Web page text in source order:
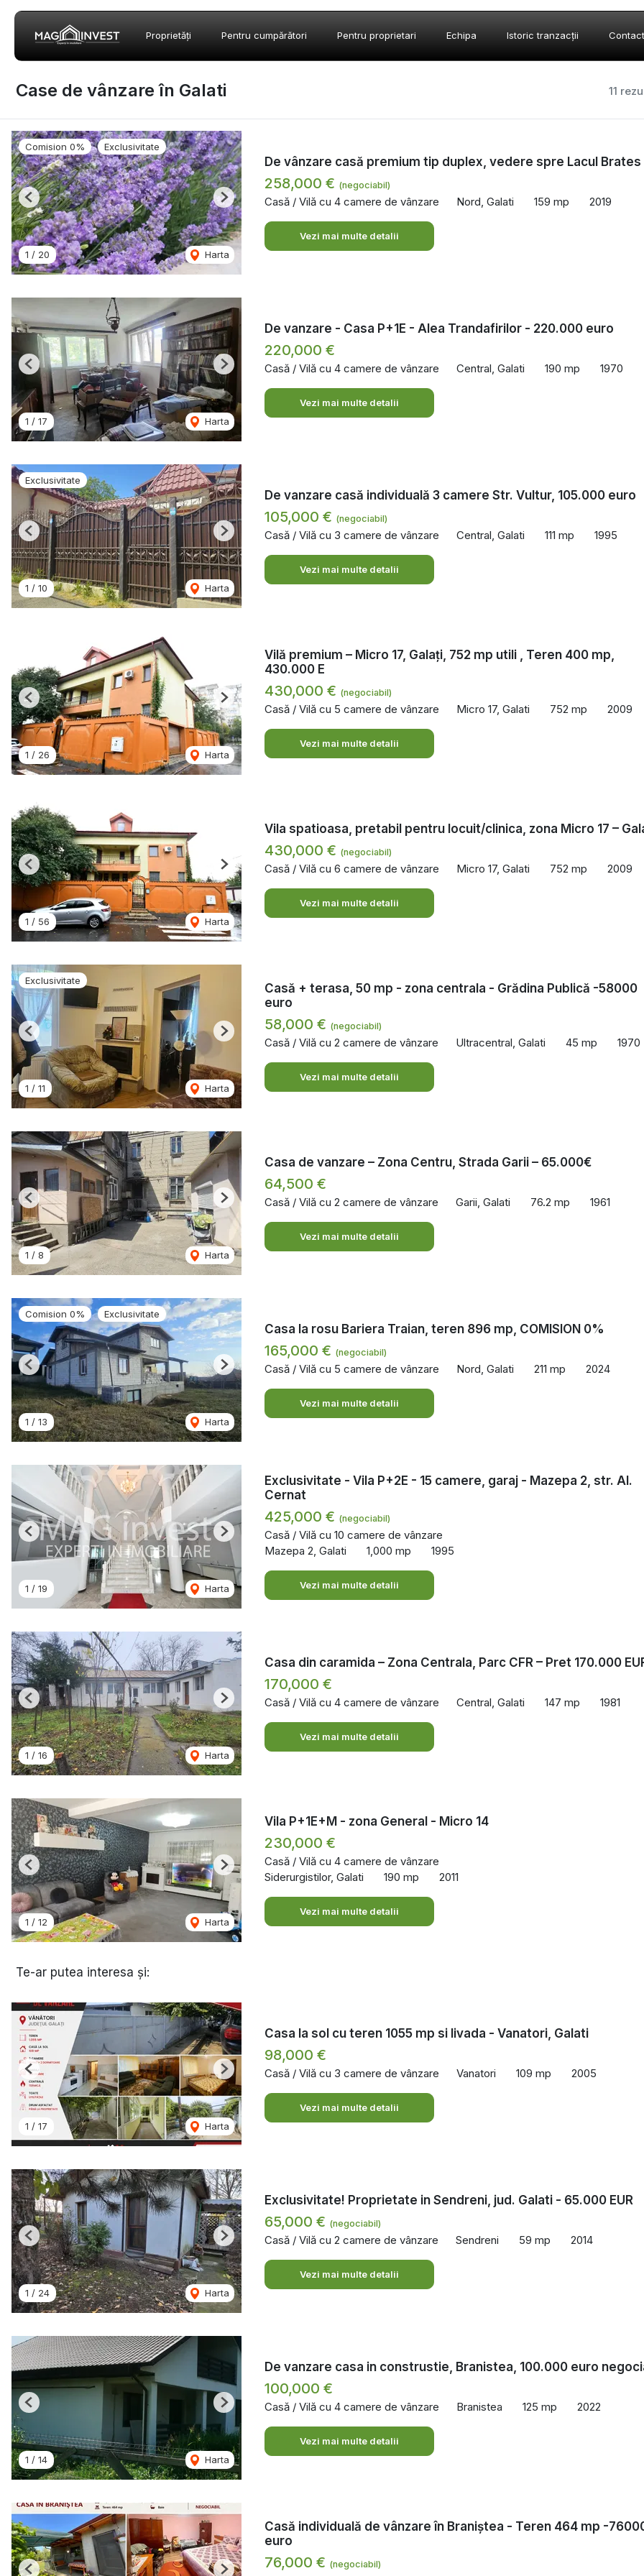
Proprietăți Pentru cumpărători Pentru proprietari Echipa Istoric tranzacții Contact
11
Case de vânzare în Galati
Comision 0% Exclusivitate
1 / 20 Harta
Previous Next
De vânzare casă premium tip duplex, vedere spre Lacul Brates
258,000 € (negociabil)
Casă / Vilă cu 4 camere de vânzare Nord, Galati 159 mp 2019
Vezi mai multe detalii
1 / 17 Harta
Previous Next
De vanzare - Casa P+1E - Alea Trandafirilor - 220.000 euro
220,000 €
Casă / Vilă cu 4 camere de vânzare Central, Galati 190 mp 1970
Vezi mai multe detalii
Exclusivitate
1 / 10 Harta
Previous Next
De vanzare casă individuală 3 camere Str. Vultur, 105.000 euro
105,000 € (negociabil)
Casă / Vilă cu 3 camere de vânzare Central, Galati 111 mp 1995
Vezi mai multe detalii
1 / 26 Harta
Previous Next
Vilă premium – Micro 17, Galați, 752 mp utili , Teren 400 mp,
430.000 E
430,000 € (negociabil)
Casă / Vilă cu 5 camere de vânzare Micro 17, Galati 752 mp 2009
Vezi mai multe detalii
1 / 56 Harta
Previous Next
Vila spatioasa, pretabil pentru locuit/clinica, zona Micro 17 –
430,000 € (negociabil)
Casă / Vilă cu 6 camere de vânzare Micro 17, Galati 752 mp 2009
Vezi mai multe detalii
Exclusivitate
1 / 11 Harta
Previous Next
Casă + terasa, 50 mp - zona centrala - Grădina Publică -58000
euro
58,000 € (negociabil)
Casă / Vilă cu 2 camere de vânzare Ultracentral, Galati 45 mp 1970
Vezi mai multe detalii
1 / 8 Harta
Previous Next
Casa de vanzare – Zona Centru, Strada Garii – 65.000€
64,500 €
Casă / Vilă cu 2 camere de vânzare Garii, Galati 76.2 mp 1961
Vezi mai multe detalii
Comision 0% Exclusivitate
1 / 13 Harta
Previous Next
Casa la rosu Bariera Traian, teren 896 mp, COMISION 0%
165,000 € (negociabil)
Casă / Vilă cu 5 camere de vânzare Nord, Galati 211 mp 2024
Vezi mai multe detalii
1 / 19 Harta
Previous Next
Exclusivitate - Vila P+2E - 15 camere, garaj - Mazepa 2, str. Al.
Cernat
425,000 € (negociabil)
Casă / Vilă cu 10 camere de vânzare
Mazepa 2, Galati
1,000 mp 1995
Vezi mai multe detalii
1 / 16 Harta
Previous Next
Casa din caramida – Zona Centrala, Parc CFR – Pret 170.000
170,000 €
Casă / Vilă cu 4 camere de vânzare Central, Galati 147 mp 1981
Vezi mai multe detalii
1 / 12 Harta
Previous Next
Vila P+1E+M - zona General - Micro 14
230,000 €
Casă / Vilă cu 4 camere de vânzare
Siderurgistilor, Galati
190 mp 2011
Vezi mai multe detalii
Te-ar putea interesa și:
1 / 17 Harta
Previous Next
Casa la sol cu teren 1055 mp si livada - Vanatori, Galati
98,000 €
Casă / Vilă cu 3 camere de vânzare Vanatori 109 mp 2005
Vezi mai multe detalii
1 / 24 Harta
Previous Next
Exclusivitate! Proprietate in Sendreni, jud. Galati - 65.000 EUR
65,000 € (negociabil)
Casă / Vilă cu 2 camere de vânzare Sendreni 59 mp 2014
Vezi mai multe detalii
1 / 14 Harta
Previous Next
De vanzare casa in construstie, Branistea, 100.000 euro
100,000 €
Casă / Vilă cu 4 camere de vânzare Branistea 125 mp 2022
Vezi mai multe detalii
Casă individuală de vânzare în Braniștea - Teren 464 mp -
euro
76,000 € (negociabil)